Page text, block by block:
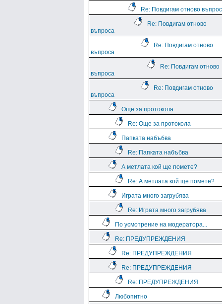
Re: Повдигам отново
Re: Повдигам отново
въпроса
Re: Повдигам отново
въпроса
Re: Повдигам отново
въпроса
Re: Повдигам отново
въпроса
Още за протокола
Re: Още за протокола
Папката набъбва
Re: Папката набъбва
А метлата кой ще помете?
Re: А метлата кой ще помете?
Играта много загрубява
Re: Играта много загрубява
По усмотрение на модератора...
Re: ПРЕДУПРЕЖДЕНИЯ
Re: ПРЕДУПРЕЖДЕНИЯ
Re: ПРЕДУПРЕЖДЕНИЯ
Re: ПРЕДУПРЕЖДЕНИЯ
Любопитно